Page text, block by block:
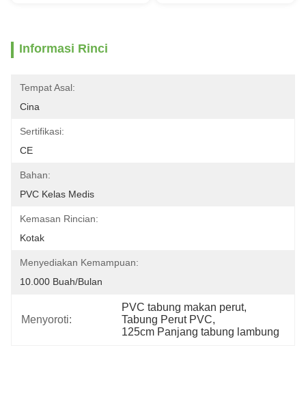
Informasi Rinci
Tempat Asal:
Cina
Sertifikasi:
CE
Bahan:
PVC Kelas Medis
Kemasan Rincian:
Kotak
Menyediakan Kemampuan:
10.000 Buah/bulan
Menyoroti:
PVC tabung makan perut,
Tabung Perut PVC,
125cm Panjang tabung lambung